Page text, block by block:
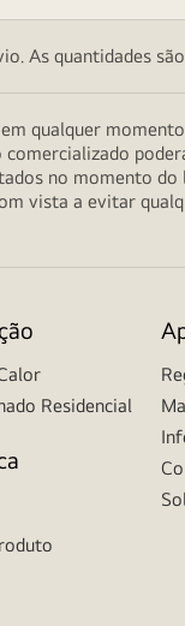
As quantidades
qualquer
no momento
vista a evitar
Residencial